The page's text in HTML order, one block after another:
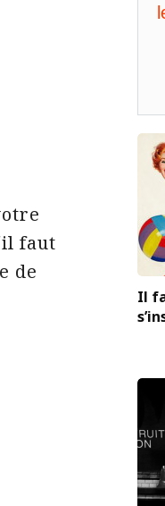
faut
de
Il